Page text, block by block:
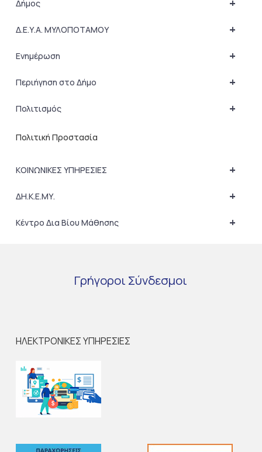
Δήμος
+
Δ.Ε.Υ.Α. ΜΥΛΟΠΟΤΑΜΟΥ
+
Ενημέρωση
+
Περιήγηση στο Δήμο
+
Πολιτισμός
Πολιτική Προστασία
+
ΚΟΙΝΩΝΙΚΕΣ ΥΠΗΡΕΣΙΕΣ
+
ΔΗ.Κ.Ε.ΜΥ.
+
Κέντρο Δια Βίου Μάθησης
Γρήγοροι Σύνδεσμοι
ΗΛΕΚΤΡΟΝΙΚΕΣ ΥΠΗΡΕΣΙΕΣ